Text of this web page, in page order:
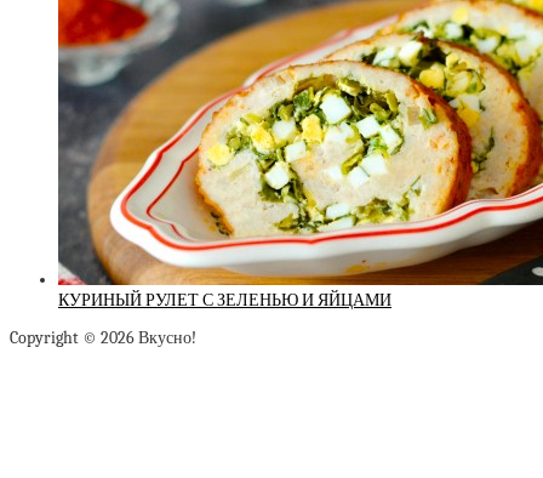
КУРИНЫЙ РУЛЕТ С ЗЕЛЕНЬЮ И ЯЙЦАМИ
Copyright © 2026 Вкусно!